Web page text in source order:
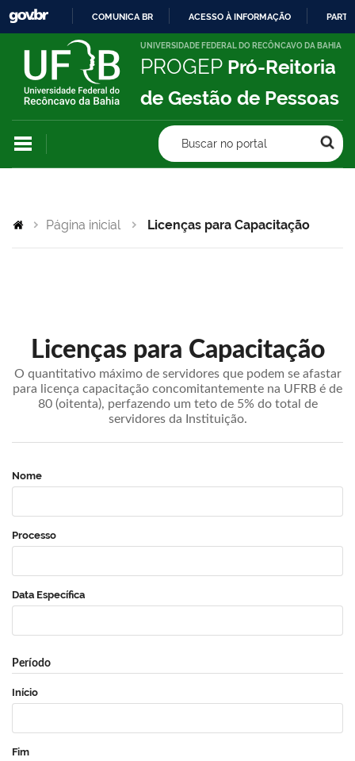
IR
PARA
CONTEÚDO
COMUNICA BR ACESSO À INFORMAÇÃO
UNIVERSIDADE FEDERAL DO RECÔNCAVO DA BAHIA
PROGEP Pró-Reitoria
de Gestão de Pessoas
Buscar no portal
Página inicial Licenças para Capacitação
Licenças para Capacitação
O quantitativo máximo de servidores que podem se afastar
para licença capacitação concomitantemente na UFRB é de
80 (oitenta), perfazendo um teto de 5% do total de
servidores da Instituição.
Nome
Processo
Data Específica
Período
Início
Fim